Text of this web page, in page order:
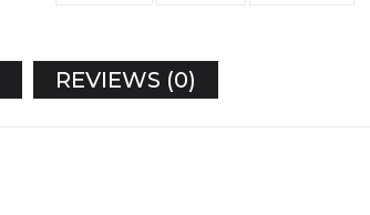
REVIEWS (0)